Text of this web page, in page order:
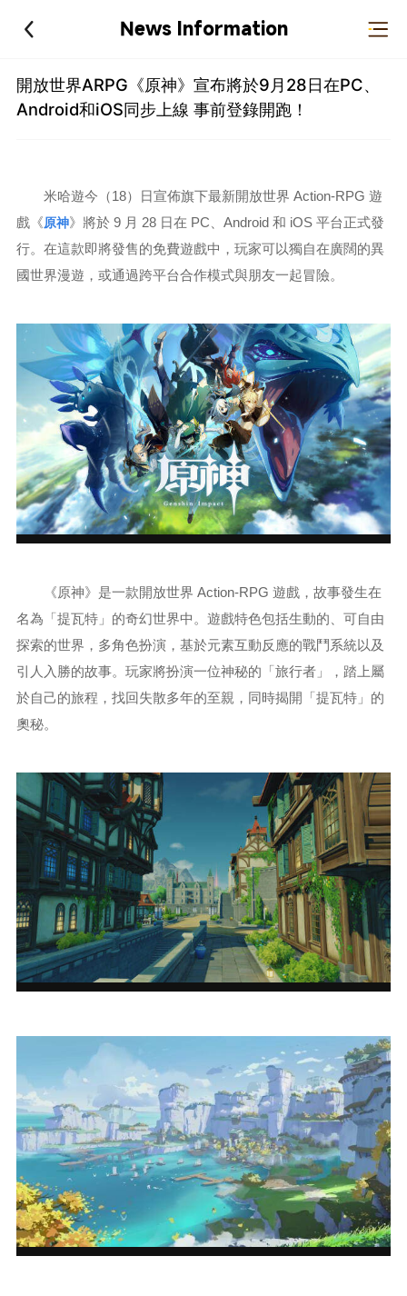
News Information
開放世界ARPG《原神》宣布將於9月28日在PC、
Android和iOS同步上線 事前登錄開跑！
米哈遊今（18）日宣佈旗下最新開放世界 Action-RPG 遊
戲《原神》將於 9 月 28 日在 PC、Android 和 iOS 平台正式發
行。在這款即將發售的免費遊戲中，玩家可以獨自在廣闊的異
國世界漫遊，或通過跨平台合作模式與朋友一起冒險。
《原神》是一款開放世界 Action-RPG 遊戲，故事發生在
名為「提瓦特」的奇幻世界中。遊戲特色包括生動的、可自由
探索的世界，多角色扮演，基於元素互動反應的戰鬥系統以及
引人入勝的故事。玩家將扮演一位神秘的「旅行者」，踏上屬
於自己的旅程，找回失散多年的至親，同時揭開「提瓦特」的
奧秘。